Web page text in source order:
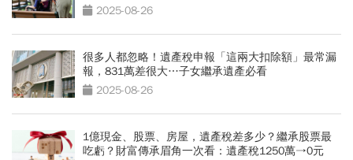
2025-08-26
很多人都忽略！遺產稅申報「這兩大扣除額」最常漏
報，831萬差很大…子女繼承遺產必看
2025-08-26
1億現金、股票、房屋，遺產稅差多少？繼承股票最
吃虧？財富傳承眉角一次看：遺產稅1250萬→0元